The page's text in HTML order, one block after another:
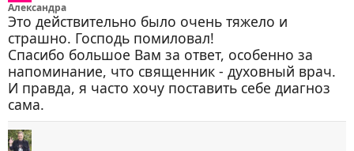
Александра
Это действительно было очень тяжело и
страшно. Господь помиловал!
Спасибо большое Вам за ответ, особенно за
напоминание, что священник - духовный врач.
И правда, я часто хочу поставить себе диагноз
сама.